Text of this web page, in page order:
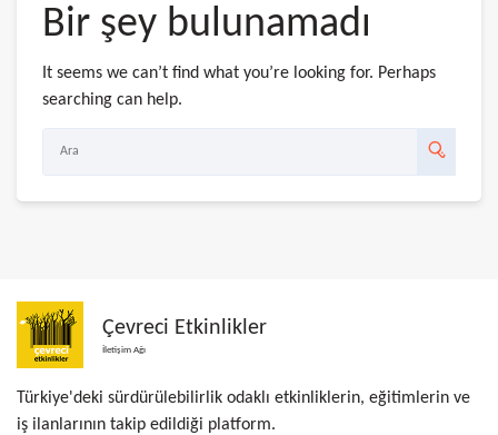
Bir şey bulunamadı
It seems we can’t find what you’re looking for. Perhaps
searching can help.
Çevreci Etkinlikler
İletişim Ağı
Türkiye'deki sürdürülebilirlik odaklı etkinliklerin, eğitimlerin ve
iş ilanlarının takip edildiği platform.